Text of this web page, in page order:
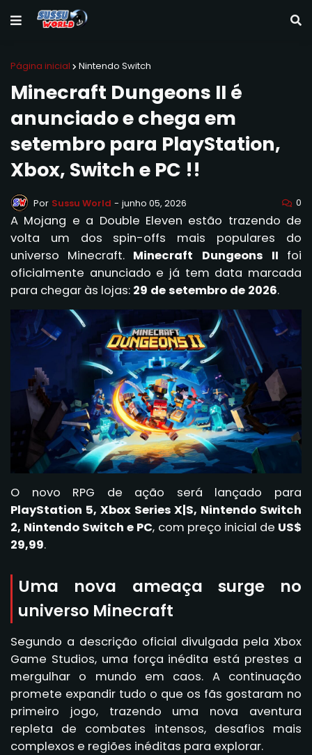
Página inicial Nintendo Switch
Minecraft Dungeons II é
anunciado e chega em
setembro para PlayStation,
Xbox, Switch e PC !!
Por Sussu World - junho 05, 2026 0
A Mojang e a Double Eleven estão trazendo de
volta um dos spin-offs mais populares do
universo Minecraft. Minecraft Dungeons II foi
oficialmente anunciado e já tem data marcada
para chegar às lojas: 29 de setembro de 2026.
O novo RPG de ação será lançado para
PlayStation 5, Xbox Series X|S, Nintendo Switch
2, Nintendo Switch e PC, com preço inicial de US$
29,99.
Uma nova ameaça surge no
universo Minecraft
Segundo a descrição oficial divulgada pela Xbox
Game Studios, uma força inédita está prestes a
mergulhar o mundo em caos. A continuação
promete expandir tudo o que os fãs gostaram no
primeiro jogo, trazendo uma nova aventura
repleta de combates intensos, desafios mais
complexos e regiões inéditas para explorar.